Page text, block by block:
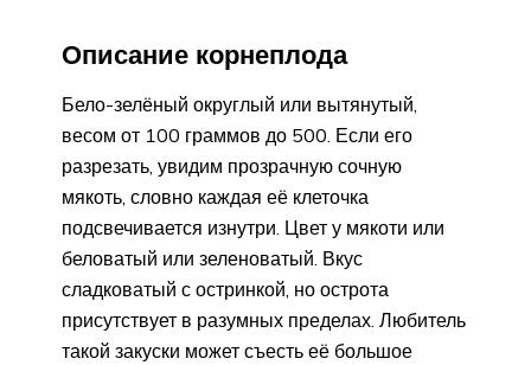
Описание корнеплода
Бело-зелёный округлый или вытянутый,
весом от 100 граммов до 500. Если его
разрезать, увидим прозрачную сочную
мякоть, словно каждая её клеточка
подсвечивается изнутри. Цвет у мякоти или
беловатый или зеленоватый. Вкус
сладковатый с остринкой, но острота
присутствует в разумных пределах. Любитель
такой закуски может съесть её большое